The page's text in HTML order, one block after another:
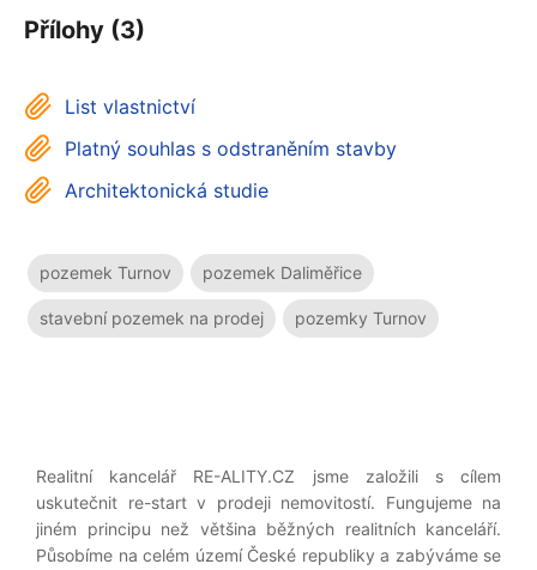
Přílohy (3)
List vlastnictví
Platný souhlas s odstraněním stavby
Architektonická studie
pozemek Turnov pozemek Daliměřice
stavební pozemek na prodej pozemky Turnov
Realitní kancelář RE-ALITY.CZ jsme založili s cílem
uskutečnit re-start v prodeji nemovitostí. Fungujeme na
jiném principu než většina běžných realitních kanceláří.
Působíme na celém území České republiky a zabýváme se